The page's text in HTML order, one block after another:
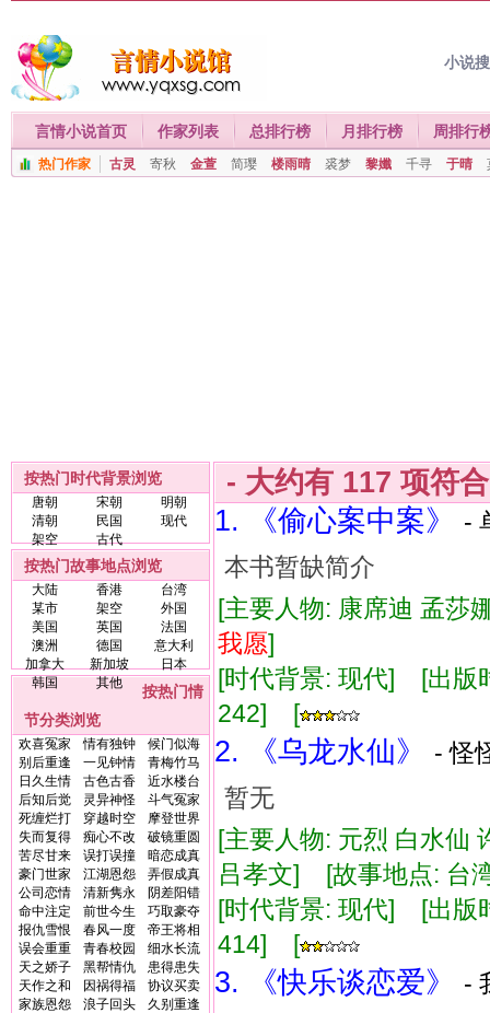
小说
言情小说首页 作家列表 总排行榜 月排行榜 周排行
热门作家 古灵 寄秋 金萱 简璎 楼雨晴 裘梦 黎孅 千寻 于晴
按热门时代背景浏览
唐朝 宋朝
明朝
清朝
民国
现代
架空
古代
按热门故事地点浏览
大陆 香港
台湾
某市
架空
外国
美国
英国
法国
澳洲
德国
意大利
加拿大
新加坡
日本
韩国
其他
按热门情
节分类浏览
欢喜冤家 情有独钟
候门似海
别后重逢
一见钟情
青梅竹马
日久生情
古色古香
近水楼台
后知后觉
灵异神怪
斗气冤家
死缠烂打
穿越时空
摩登世界
失而复得
痴心不改
破镜重圆
苦尽甘来
误打误撞
暗恋成真
豪门世家
江湖恩怨
弄假成真
公司恋情
清新隽永
阴差阳错
命中注定
前世今生
巧取豪夺
报仇雪恨
春风一度
帝王将相
误会重重
青春校园
细水长流
天之娇子
黑帮情仇
患得患失
天作之和
因祸得福
协议买卖
家族恩怨
浪子回头
久别重逢
- 大约有 117 项符
1. 《偷心案中案》
-
本书暂缺简介
[主要人物: 康席迪 孟
我愿]
[时代背景: 现代] [出
242] [
2. 《乌龙水仙》
- 怪
暂无
[主要人物: 元烈 白水仙
吕孝文] [故事地点: 台
[时代背景: 现代] [出
414] [
3. 《快乐谈恋爱》
-